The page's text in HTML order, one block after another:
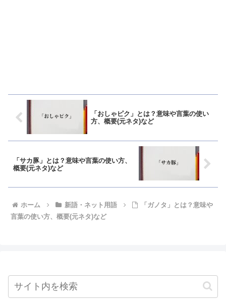
「おしゃピク」とは？意味や言葉の使い
方、概要(元ネタ)など
「サカ豚」とは？意味や言葉の使い方、
概要(元ネタ)など
ホーム 新語・ネット用語
「ガノタ」とは？意味や
言葉の使い方、概要(元ネタ)など